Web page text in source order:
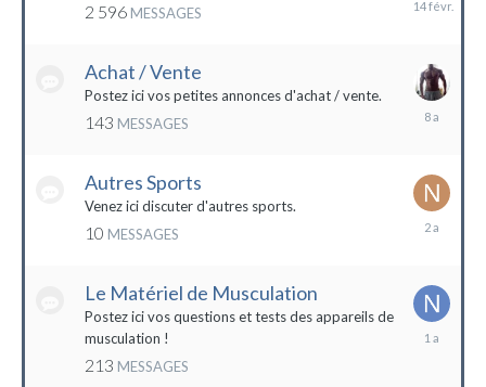
2 596 MESSAGES
Achat / Vente
Postez ici vos petites annonces d'achat / vente.
143 MESSAGES
Autres Sports
Venez ici discuter d'autres sports.
10 MESSAGES
18
Le Matériel de Musculation
Postez ici vos questions et tests des appareils de
musculation !
213 MESSAGES